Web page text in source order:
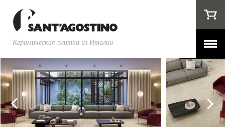
Керамическая плитка из Италии